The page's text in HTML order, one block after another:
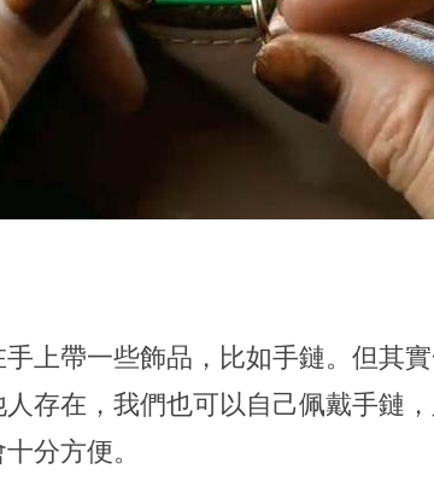
上帶一些飾品，比如手鏈。但其
存在，我們也可以自己佩戴手鏈
分方便。